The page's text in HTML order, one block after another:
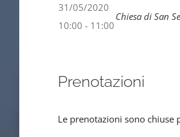
31/05/2020
10:00 - 11:00
Chiesa di San
Prenotazioni
Le prenotazioni sono chiuse